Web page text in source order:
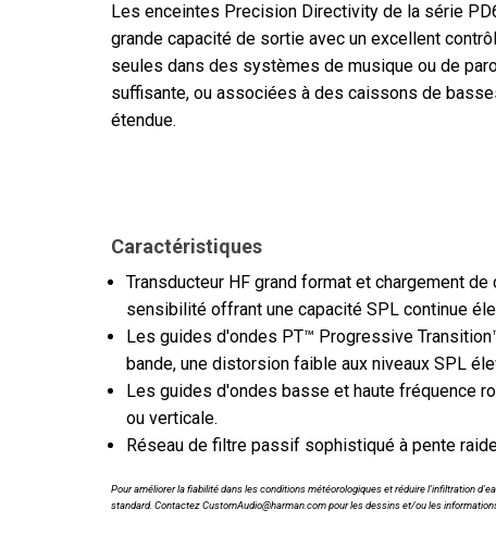
Les enceintes Precision Directivity de la série
grande capacité de sortie avec un excellent
seules dans des systèmes de musique ou de
suffisante, ou associées à des caissons de
étendue.
Caractéristiques
Transducteur HF grand format et chargement
sensibilité offrant une capacité SPL continue
Les guides d'ondes PT™ Progressive
bande, une distorsion faible aux niveaux SPL
Les guides d'ondes basse et haute fréquence
ou verticale.
Réseau de filtre passif sophistiqué à pente
Pour améliorer la fiabilité dans les conditions météorologiques et réduire l'infiltration
standard. Contactez CustomAudio@harman.com pour les dessins et/ou les